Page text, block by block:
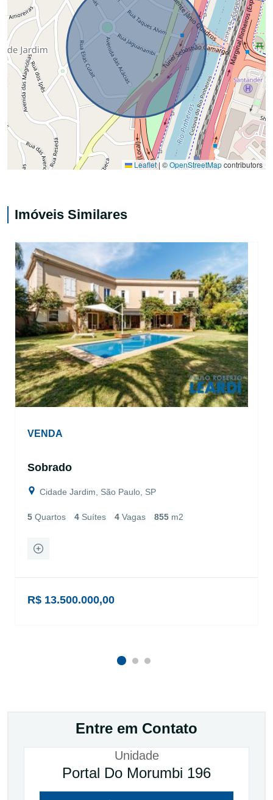
Leaflet| ©OpenStreetMapcontributors
Imóveis Similares
VENDA
Sobrado
Cidade Jardim, São Paulo, SP
5 Quartos 4 Suítes 4 Vagas 855 m2
R$ 13.500.000,00
Entre em Contato
Unidade
Portal Do Morumbi 196